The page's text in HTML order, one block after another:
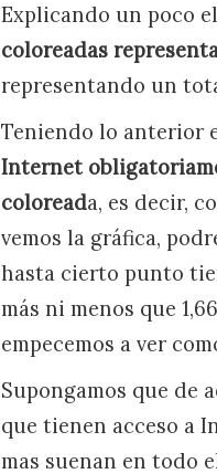
Explicando un poco
coloreadas
representando un
Teniendo lo anterior
Internet
coloreada, es decir,
vemos la gráfica,
hasta cierto punto
más ni menos que
empecemos a ver
Supongamos que de
que tienen acceso a
mas suenan en todo